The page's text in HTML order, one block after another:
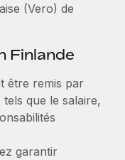
(Vero) de
Finlande
être remis par
que le salaire,
garantir